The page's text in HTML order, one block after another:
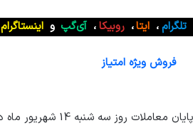
تلگرام، ایتا، روبیکا، آی‌گپ و اینستاگرام
فروش ویژه امتیاز
شهریور ماه در چه محدوده‌ای خواهد بود؟